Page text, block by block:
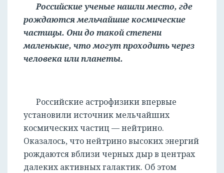
Российские ученые нашли место, где
рождаются мельчайшие космические
частицы. Они до такой степени
маленькие, что могут проходить через
человека или планеты.
Российские астрофизики впервые
установили источник мельчайших
космических частиц — нейтрино.
Оказалось, что нейтрино высоких энергий
рождаются вблизи черных дыр в центрах
далеких активных галактик. Об этом